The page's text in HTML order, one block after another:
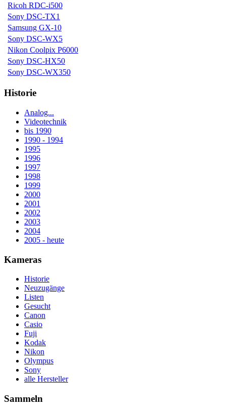
Ricoh RDC-i500
Sony DSC-TX1
Samsung GX-10
Sony DSC-WX5
Nikon Coolpix P6000
Sony DSC-HX50
Sony DSC-WX350
Historie
Analog...
Videotechnik
bis 1990
1990 - 1994
1995
1996
1997
1998
1999
2000
2001
2002
2003
2004
2005 - heute
Kameras
Historie
Neuzugänge
Listen
Gesucht
Canon
Casio
Fuji
Kodak
Nikon
Olympus
Sony
alle Hersteller
Sammeln